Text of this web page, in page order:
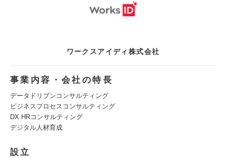
ワークスアイディ株式会社
事業内容・会社の特長
データドリブンコンサルティング
ビジネスプロセスコンサルティング
DX HRコンサルティング
デジタル人材育成
設立